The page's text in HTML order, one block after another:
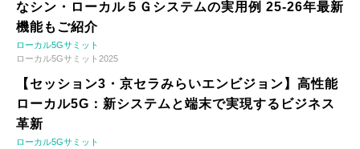
なシン・ローカル５Ｇシステムの実用例 25-26年最新
機能もご紹介
ローカル5Gサミット
ローカル5Gサミット2025
【セッション3・京セラみらいエンビジョン】高性能
ローカル5G：新システムと端末で実現するビジネス
革新
ローカル5Gサミット